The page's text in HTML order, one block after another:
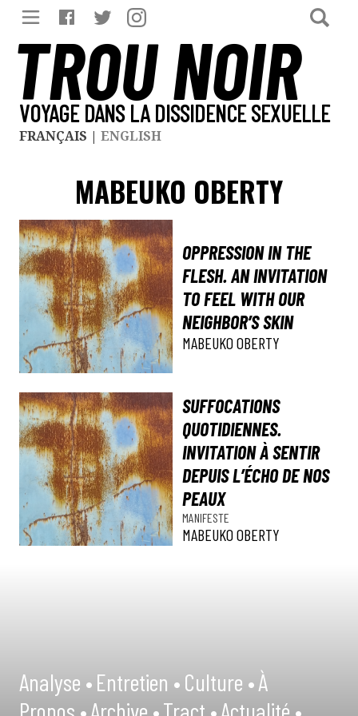
TROU NOIR
VOYAGE DANS LA DISSIDENCE SEXUELLE
FRANÇAIS | ENGLISH
MABEUKO OBERTY
OPPRESSION IN THE
FLESH. AN INVITATION
TO FEEL WITH OUR
NEIGHBOR’S SKIN
MABEUKO OBERTY
SUFFOCATIONS
QUOTIDIENNES.
INVITATION À SENTIR
DEPUIS L’ÉCHO DE NOS
PEAUX
MANIFESTE
MABEUKO OBERTY
Analyse •Entretien •Culture •À